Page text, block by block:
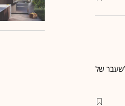
של